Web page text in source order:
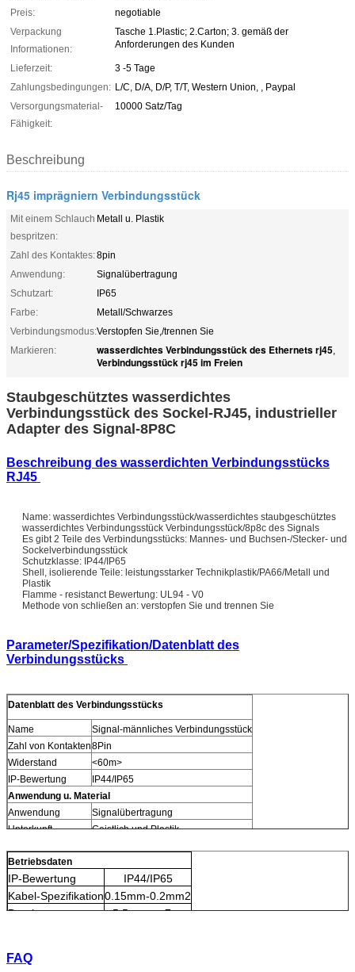
Preis:
negotiable
Verpackung
Informationen:
Tasche 1.Plastic; 2.Carton; 3. gemäß der
Anforderungen des Kunden
Lieferzeit:
3 -5 Tage
Zahlungsbedingungen: L/C, D/A, D/P, T/T, Western Union, , Paypal
Versorgungsmaterial-
Fähigkeit:
10000 Satz/Tag
Beschreibung
Rj45 imprägniern Verbindungsstück
Mit einem Schlauch
bespritzen:
Metall u. Plastik
Zahl des Kontaktes:8pin
Anwendung:
Signalübertragung
Schutzart:
IP65
Farbe:
Metall/Schwarzes
Verbindungsmodus:Verstopfen Sie,/trennen Sie
Markieren:
wasserdichtes Verbindungsstück des Ethernets rj45,
Verbindungsstück rj45 im Freien
Staubgeschütztes wasserdichtes
Verbindungsstück des Sockel-RJ45, industrieller
Adapter des Signal-8P8C
Beschreibung des wasserdichten Verbindungsstücks
RJ45
Name: wasserdichtes Verbindungsstück/wasserdichtes staubgeschütztes
wasserdichtes Verbindungsstück Verbindungsstück/8p8c des Signals
Es gibt 2 Teile des Verbindungsstücks: Mannes- und Buchsen-/Stecker- und
Sockelverbindungsstück
Schutzklasse: IP44/IP65
Shell, isolierende Teile: leistungsstarker Technikplastik/PA66/Metall und
Plastik
Flamme - resistanct Bewertung: UL94 - V0
Methode von schließen an: verstopfen Sie und trennen Sie
Parameter/Spezifikation/Datenblatt des
Verbindungsstücks
Datenblatt des Verbindungsstücks
Name
Signal-männliches Verbindungsstück
Zahl von Kontakten8Pin
Widerstand
<60m>
IP-Bewertung
IP44/IP65
Anwendung u. Material
Anwendung
Signalübertragung
Unterkunft
Geistlich und Plastik
Betriebsdaten
IP-Bewertung
IP44/IP65
Kabel-Spezifikation0.15mm-0.2mm2
Durchmesser
φ5.5mm - φ7mm
FAQ